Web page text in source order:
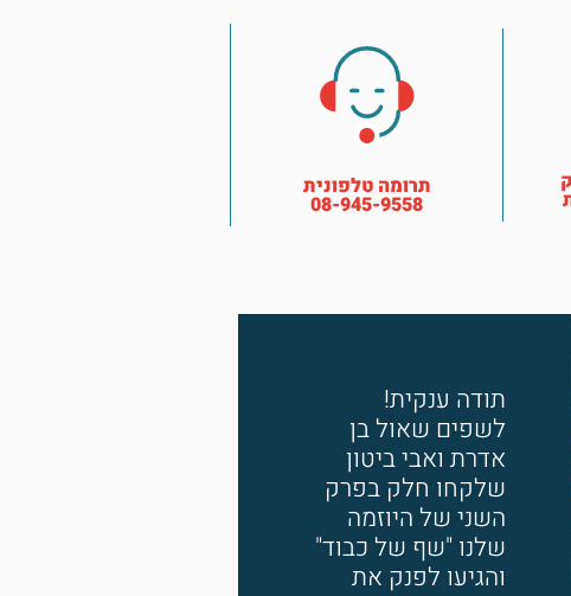
תרומה טלפונית
08-945-9558
תודה ענקית!
לשפים שאול בן
אדרת ואבי ביטון
שלקחו חלק בפרק
השני של היוזמה
שלנו "שף של כבוד"
והגיעו לפנק את